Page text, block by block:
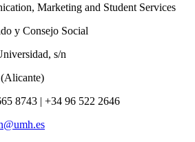
Marketing and Student Services
y Consejo Social
s/n
8743 | +34 96 522 2646